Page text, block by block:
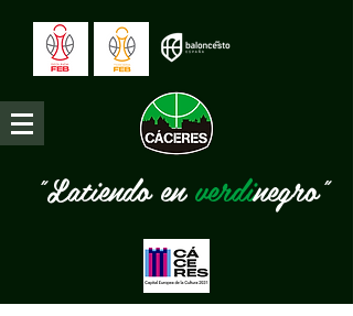
"Latiendo enverdinegro"